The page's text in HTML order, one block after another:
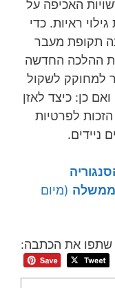
האכיפה על
ראיות. כדי
תקופת מעבר
ההלכה החדשה
למחוקק לשקול
כן: כיצד לאזן
לפרטיות
ניידים.
(מיום
שתפו את הכתבה: